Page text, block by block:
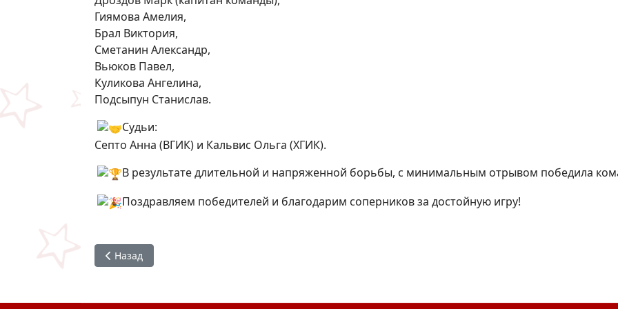
Гиямова Амелия,
Брал Виктория,
Сметанин Александр,
Вьюков Павел,
Куликова Ангелина,
Подсыпун Станислав.
Судьи:
Септо Анна (ВГИК) и Кальвис Ольга (ХГИК).
В результате длительной и напряженной борьбы, с минимальным отрывом победила
Поздравляем победителей и благодарим соперников за достойную игру!
Предыдущий: #Студактив : встреча с руководителем Молодежного отдела Хабаровской епархии
Назад